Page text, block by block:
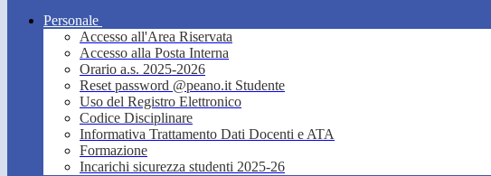
Personale
Accesso all'Area Riservata
Accesso alla Posta Interna
Orario a.s. 2025-2026
Reset password @peano.it Studente
Uso del Registro Elettronico
Codice Disciplinare
Informativa Trattamento Dati Docenti e ATA
Formazione
Incarichi sicurezza studenti 2025-26